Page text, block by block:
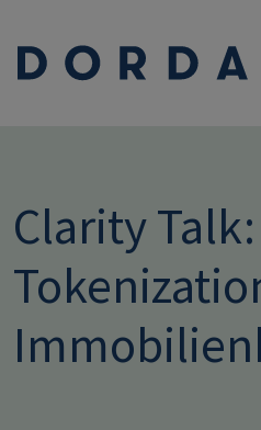
Clarity Talk: